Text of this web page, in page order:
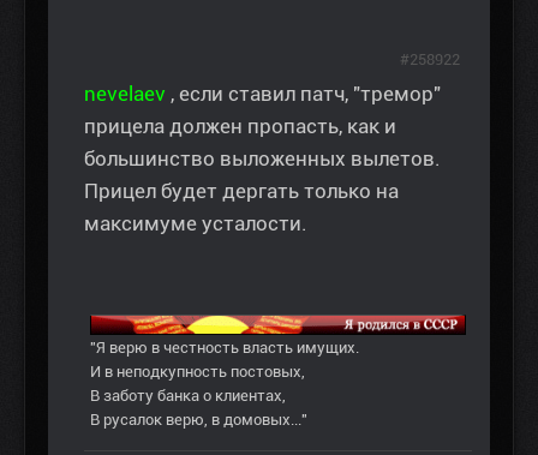
nevelaev , если ставил патч, "тремор"
прицела должен пропасть, как и
большинство выложенных вылетов.
Прицел будет дергать только на
максимуме усталости.
"Я верю в честность власть имущих.
И в неподкупность постовых,
В заботу банка о клиентах,
В русалок верю, в домовых..."
#258922